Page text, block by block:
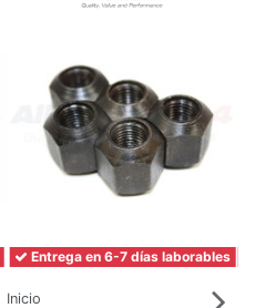
Entrega en 6-7 días laborables
Inicio